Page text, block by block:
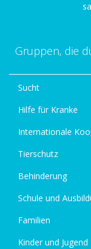
Gruppen, die
Sucht
Hilfe für Kranke
Internationale
Tierschutz
Behinderung
Schule und
Familien
Kinder und Jugend